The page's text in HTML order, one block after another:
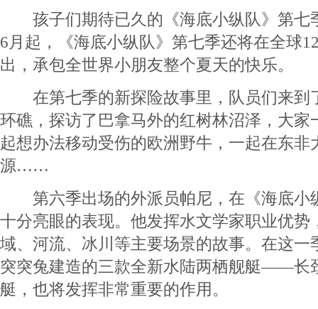
孩子们期待已久的《海底小纵队》第七
6月起，《海底小纵队》第七季还将在全球
出，承包全世界小朋友整个夏天的快乐。
在第七季的新探险故事里，队员们来到
环礁，探访了巴拿马外的红树林沼泽，大家
起想办法移动受伤的欧洲野牛，一起在东非
源……
第六季出场的外派员帕尼，在《海底小
十分亮眼的表现。他发挥水文学家职业优势
域、河流、冰川等主要场景的故事。在这一
突突兔建造的三款全新水陆两栖舰艇——长
艇，也将发挥非常重要的作用。